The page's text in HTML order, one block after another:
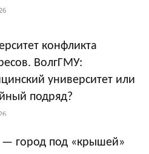
конфликта
ВолгГМУ:
университет или
подряд?
— город под «крышей»